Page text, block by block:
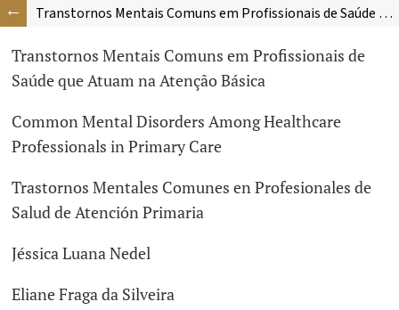
Transtornos Mentais Comuns em Profissionais de Saúde que Atuam na Atenção Básica